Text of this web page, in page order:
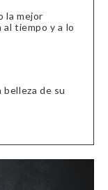
la mejor
al tiempo y a lo
belleza de su